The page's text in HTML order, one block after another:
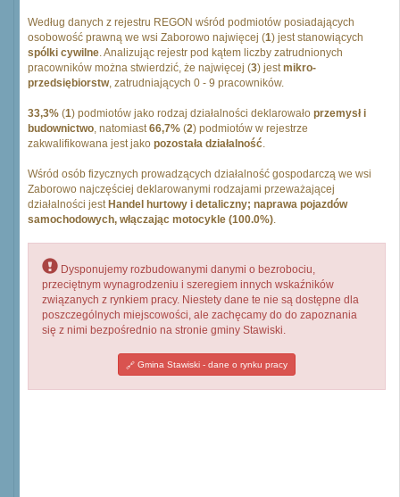
Według danych z rejestru REGON wśród podmiotów posiadających
osobowość prawną we wsi Zaborowo najwięcej (1) jest stanowiących
spólki cywilne. Analizując rejestr pod kątem liczby zatrudnionych
pracowników można stwierdzić, że najwięcej (3) jestmikro-
przedsiębiorstw, zatrudniających 0 - 9 pracowników.
33,3% (1) podmiotów jako rodzaj działalności deklarowało przemysł i
budownictwo, natomiast66,7% (2) podmiotów w rejestrze
zakwalifikowana jest jako pozostała działalność.
Wśród osób fizycznych prowadzących działalność gospodarczą we wsi
Zaborowo najczęściej deklarowanymi rodzajami przeważającej
działalności jest Handel hurtowy i detaliczny; naprawa pojazdów
samochodowych, włączając motocykle (100.0%).
Dysponujemy rozbudowanymi danymi o bezrobociu,
przeciętnym wynagrodzeniu i szeregiem innych wskaźników
związanych z rynkiem pracy. Niestety dane te nie są dostępne dla
poszczególnych miejscowości, ale zachęcamy do do zapoznania
się z nimi bezpośrednio na stronie gminy Stawiski.
Gmina Stawiski - dane o rynku pracy